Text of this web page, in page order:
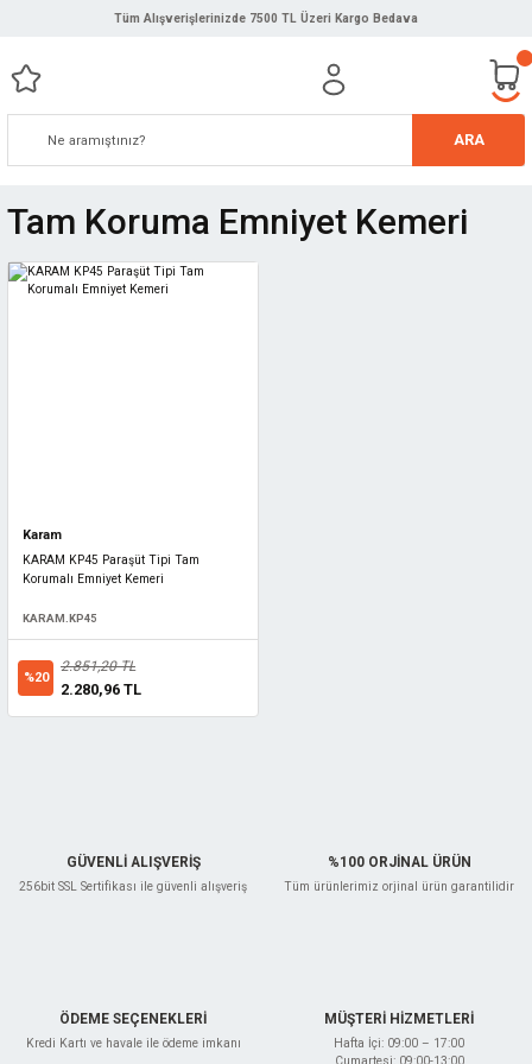
Tüm Alışverişlerinizde 7500 TL Üzeri Kargo Bedava
ARA
Tam Koruma Emniyet Kemeri
Karam
KARAM KP45 Paraşüt Tipi Tam
Korumalı Emniyet Kemeri
KARAM.KP45
%20
2.851,20 TL
2.280,96 TL
GÜVENLİ ALIŞVERİŞ
256bit SSL Sertifikası ile güvenli alışveriş
%100 ORJİNAL ÜRÜN
Tüm ürünlerimiz orjinal ürün garantilidir
ÖDEME SEÇENEKLERİ
Kredi Kartı ve havale ile ödeme imkanı
MÜŞTERİ HİZMETLERİ
Hafta İçi: 09:00 – 17:00
Cumartesi: 09:00-13:00